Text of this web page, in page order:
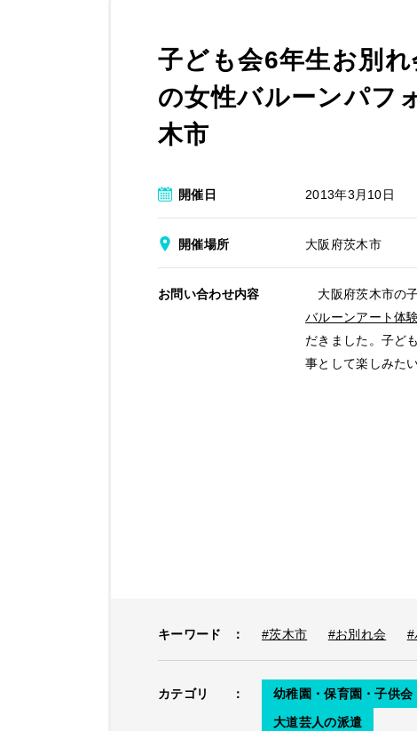
子ども会6年生お別
の女性バルーンパフ
木市
開催日 2013年3月10日
開催場所 大阪府茨木市
お問い合わせ内容
大阪府茨木市の
バルーンアート体
だきました。子ど
事として楽しみた
キーワード ： #茨木市 #お別れ会 #
カテゴリ ： 幼稚園・保育園・子供
大道芸人の派遣